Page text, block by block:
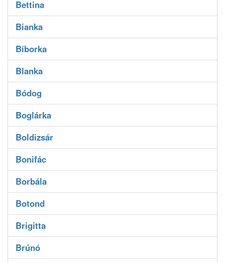
Bettina
Bianka
Bíborka
Blanka
Bódog
Boglárka
Boldizsár
Bonifác
Borbála
Botond
Brigitta
Brúnó